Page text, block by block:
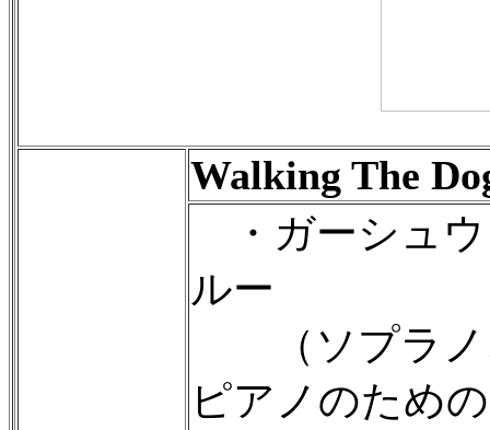
Walking The
・ガーシュウ
ルー
（ソプラノ
ピアノのため